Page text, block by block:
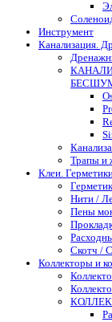
Инструмент
Канализация.
Трапы и
Клеи.
Нити /
Пены
Скотч /
Коллекторы и